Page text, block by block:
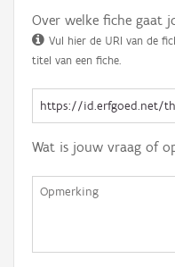
Over welke fiche gaat
Vul hier de URI van de
titel van een fiche.
Wat is jouw vraag of